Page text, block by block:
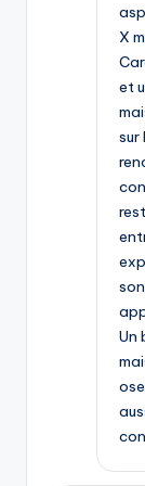
X
et
sur
Un